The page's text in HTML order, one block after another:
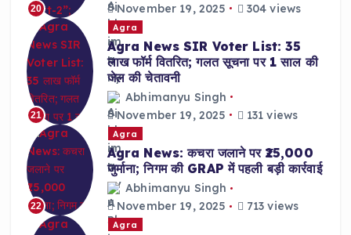
20
November 19, 2025
304 views
21
Agra
Agra News SIR Voter List: 35
लाख फॉर्म वितरित; गलत सूचना पर 1 साल की
जेल की चेतावनी
Abhimanyu Singh
November 19, 2025
131 views
22
Agra
Agra News: कचरा जलाने पर ₹25,000
जुर्माना; निगम की GRAP में पहली बड़ी कार्रवाई
Abhimanyu Singh
November 19, 2025
713 views
Agra